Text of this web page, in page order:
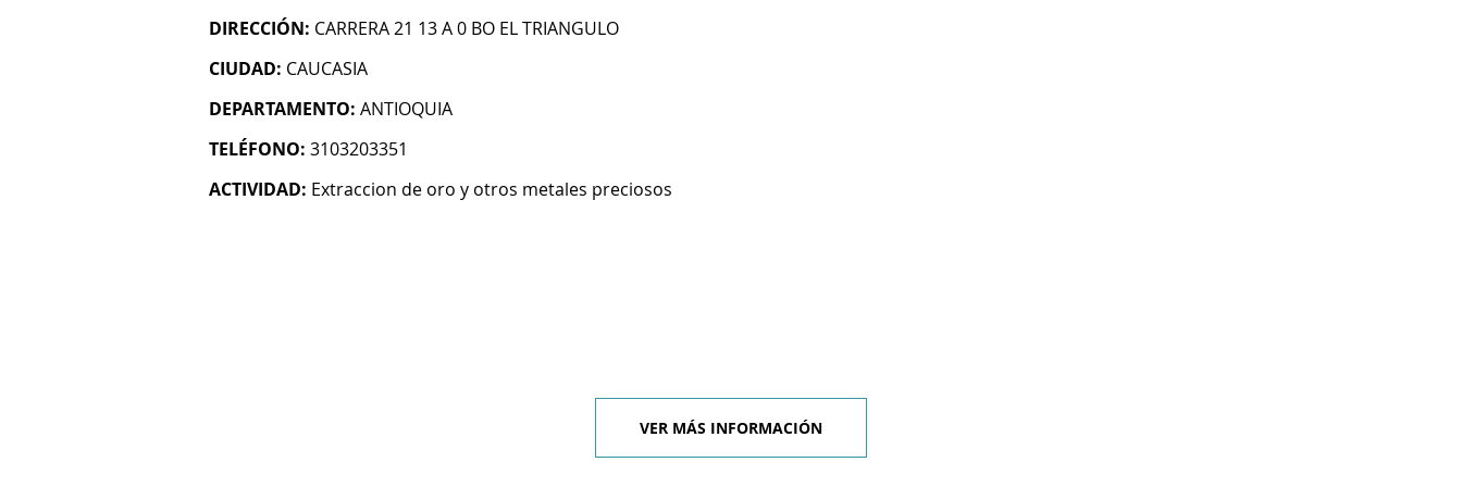
DIRECCIÓN: CARRERA 21 13 A 0 BO EL TRIANGULO
CIUDAD: CAUCASIA
DEPARTAMENTO: ANTIOQUIA
TELÉFONO: 3103203351
ACTIVIDAD: Extraccion de oro y otros metales preciosos
VER MÁS INFORMACIÓN